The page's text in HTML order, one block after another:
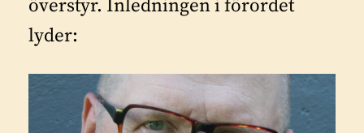
överstyr. Inledningen i förordet
lyder: